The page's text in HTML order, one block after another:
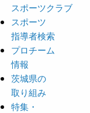
スポーツクラブ
スポーツ
指導者検索
プロチーム
情報
茨城県の
取り組み
特集・